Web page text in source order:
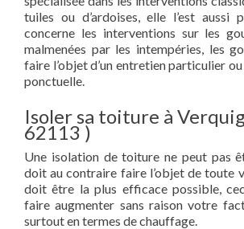
tuiles ou d’ardoises, elle l’est
concerne les interventions sur les
malmenées par les intempéries, les
faire l’objet d’un entretien particulier
ponctuelle.
Isoler sa toiture à
62113 )
Une isolation de toiture ne peut pas
doit au contraire faire l’objet de toute
doit être la plus efficace possible,
faire augmenter sans raison votre
surtout en termes de chauffage.